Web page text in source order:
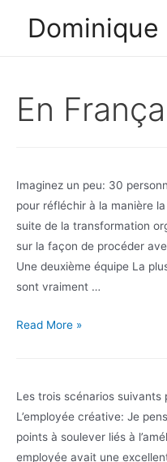
En
Imaginez un peu: 30
pour réfléchir à la manière
suite de la transformation
sur la façon de procéder
Une deuxième équipe La
sont vraiment …
L’élément
changement
Read More »
Les trois scénarios
L’employée créative: Je
points à soulever liés à
employée avait une